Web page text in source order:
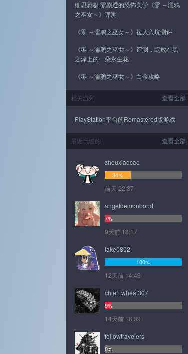
细思恐极 零剧透的恐怖美学《零 ～濡鸦
之巫女～》评测
《零 ～濡鸦之巫女～》拉人入坑测评
《零 ～濡鸦之巫女～》评测：绽放在黑
之泽上的一朵永生花
《零 ～濡鸦之巫女～》白金攻略
查看全部
相关游列
PlayStation平台的Remastered版游戏
查看全部
最近玩过的
zhouxiaocao
34%
前天 22:37
angeldemonbond
7%
9天前 18:17
lake0802
100%
12天前 14:49
chief_wheat307
9%
14天前 18:39
fellowtravelers
0%